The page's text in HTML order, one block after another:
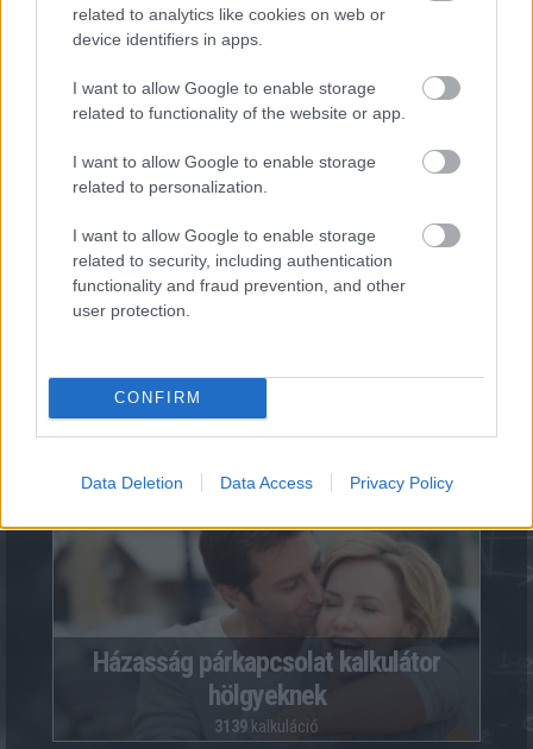
related to analytics like cookies on web or
device identifiers in apps.
I want to allow Google to enable storage
related to functionality of the website or app.
I want to allow Google to enable storage
related to personalization.
I want to allow Google to enable storage
related to security, including authentication
functionality and fraud prevention, and other
user protection.
CONFIRM
Data Deletion Data Access Privacy Policy
3863 kalkuláció
Szexuális irányultság kalkulátor -
47268 kalkuláció
836kalkuláció
Házasság párkapcsolat kalkulátor
hölgyeknek
3139 kalkuláció